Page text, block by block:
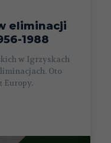
eliminacji
1988
w Igrzyskach
Oto
Europy.